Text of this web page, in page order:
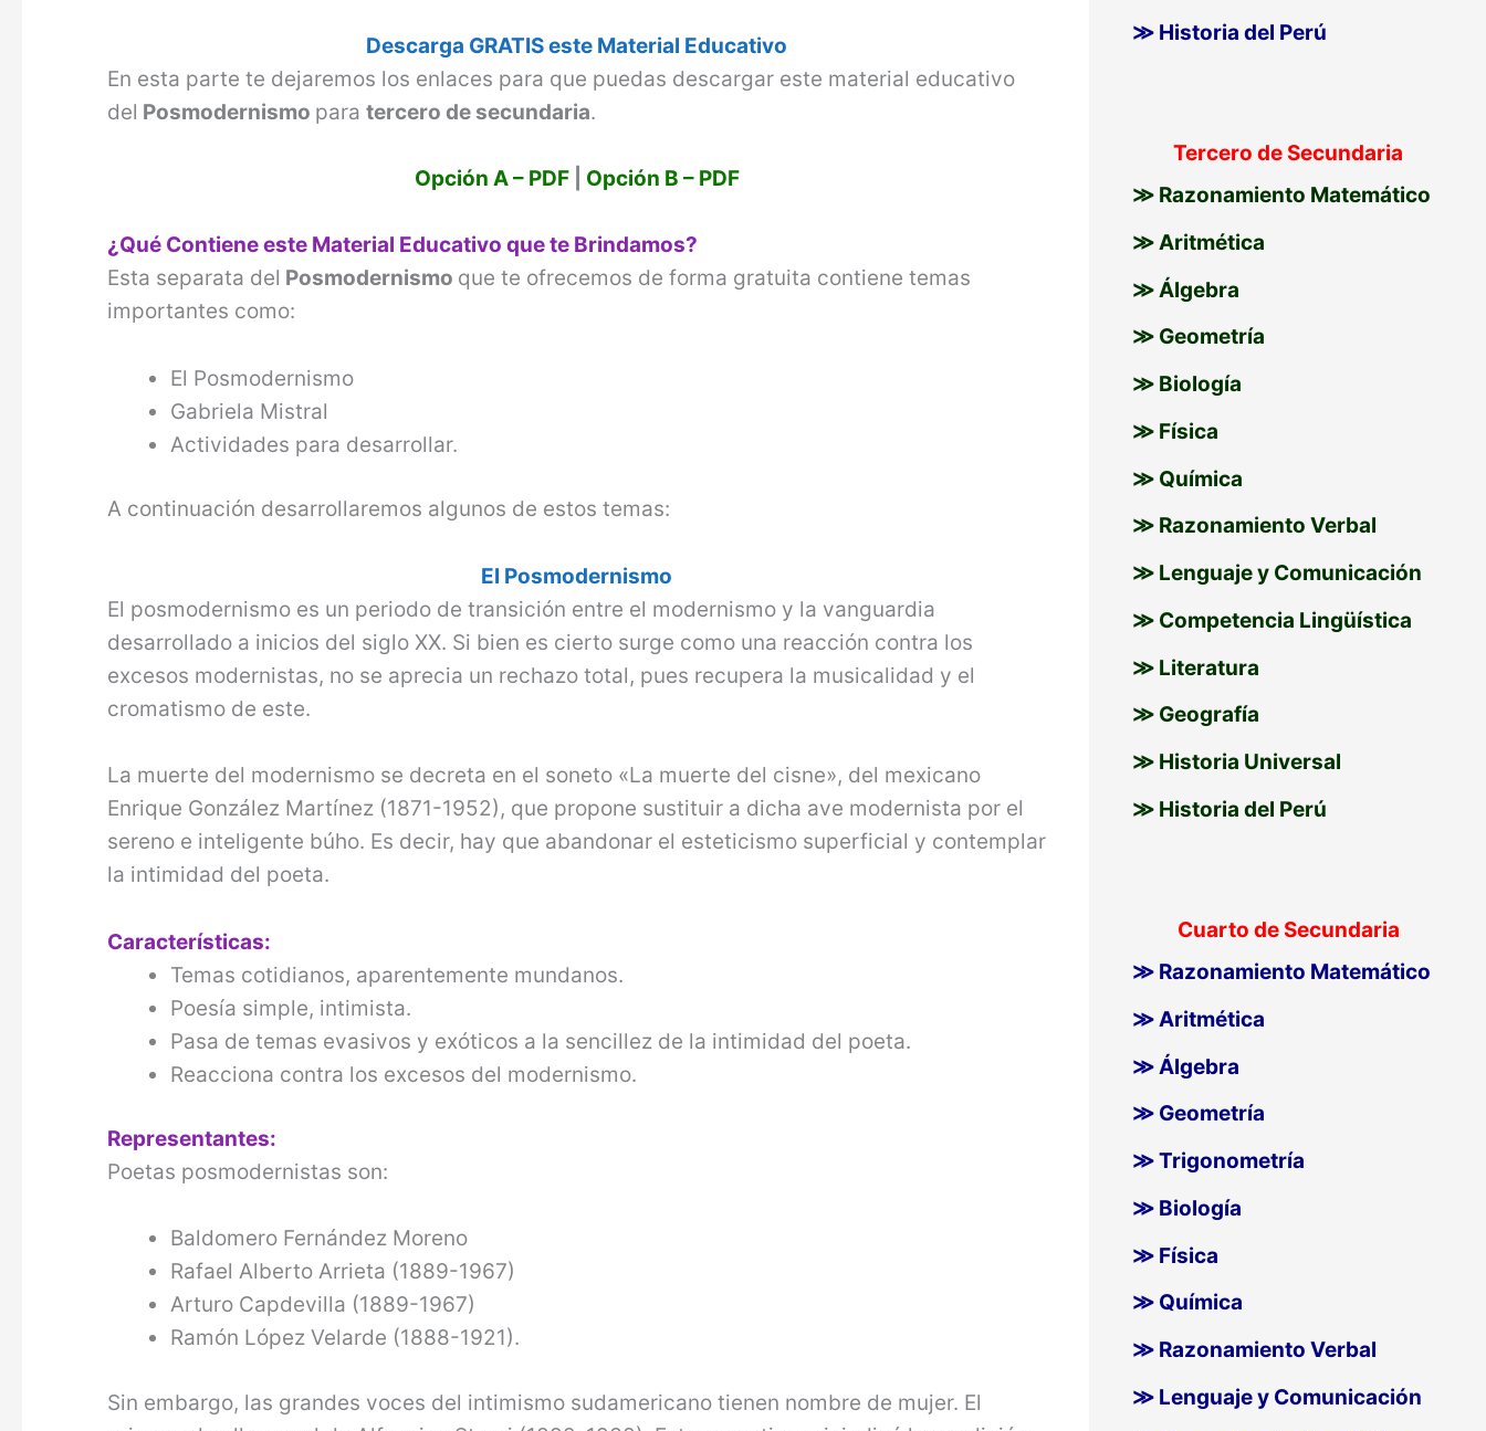
d
e
o
Descarga GRATIS este Material Educativo
En esta parte te dejaremos los enlaces para que puedas descargar este material educativo
del Posmodernismo paratercero de secundaria.
Opción A – PDF| Opción B – PDF
¿Qué Contiene este Material Educativo que te Brindamos?
Esta separata del Posmodernismo que te ofrecemos de forma gratuita contiene temas
importantes como:
El Posmodernismo
Gabriela Mistral
Actividades para desarrollar.
A continuación desarrollaremos algunos de estos temas:
El Posmodernismo
El posmodernismo es un periodo de transición entre el modernismo y la vanguardia
desarrollado a inicios del siglo XX. Si bien es cierto surge como una reacción contra los
excesos modernistas, no se aprecia un rechazo total, pues recupera la musicalidad y el
cromatismo de este.
La muerte del modernismo se decreta en el soneto «La muerte del cisne», del mexicano
Enrique González Martínez (1871-1952), que propone sustituir a dicha ave modernista por el
sereno e inteligente búho. Es decir, hay que abandonar el esteticismo superficial y contemplar
la intimidad del poeta.
Características:
Temas cotidianos, aparentemente mundanos.
Poesía simple, intimista.
Pasa de temas evasivos y exóticos a la sencillez de la intimidad del poeta.
Reacciona contra los excesos del modernismo.
Representantes:
Poetas posmodernistas son:
Baldomero Fernández Moreno
Rafael Alberto Arrieta (1889-1967)
Arturo Capdevilla (1889-1967)
Ramón López Velarde (1888-1921).
Sin embargo, las grandes voces del intimismo sudamericano tienen nombre de mujer. El
≫ Historia del Perú
Tercero de Secundaria
≫ Razonamiento Matemático
≫ Aritmética
≫ Álgebra
≫ Geometría
≫ Biología
≫ Física
≫ Química
≫ Razonamiento Verbal
≫ Lenguaje y Comunicación
≫ Competencia Lingüística
≫ Literatura
≫ Geografía
≫ Historia Universal
≫ Historia del Perú
Cuarto de Secundaria
≫ Razonamiento Matemático
≫ Aritmética
≫ Álgebra
≫ Geometría
≫ Trigonometría
≫ Biología
≫ Física
≫ Química
≫ Razonamiento Verbal
≫ Lenguaje y Comunicación